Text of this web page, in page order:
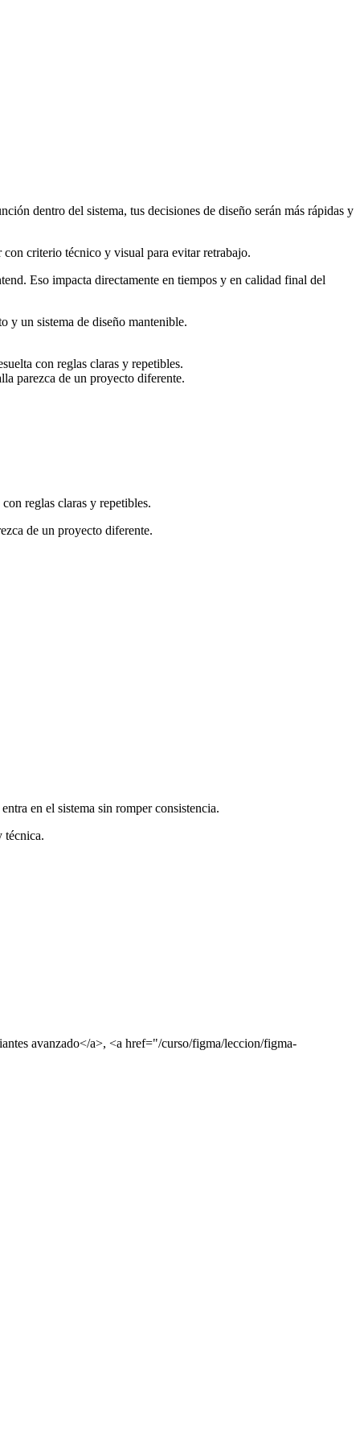
dentro del sistema, tus decisiones de diseño serán más rápidas y
criterio técnico y visual para evitar retrabajo.
Eso impacta directamente en tiempos y en calidad final del
y un sistema de diseño mantenible.
con reglas claras y repetibles.
parezca de un proyecto diferente.
reglas claras y repetibles.
de un proyecto diferente.
en el sistema sin romper consistencia.
técnica.
avanzado</a>, <a href="/curso/figma/leccion/figma-